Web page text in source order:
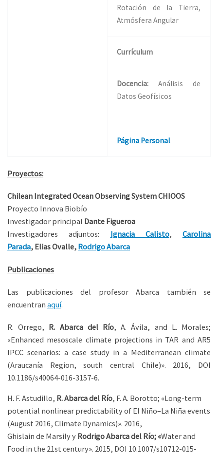
Rotación de la Tierra,
Atmósfera Angular
Currículum
Docencia: Análisis de
Datos Geofísicos
Página Personal
​Proyectos:
Chilean Integrated Ocean Observing System CHIOOS
Proyecto Innova Biobío
Investigador principal Dante Figueroa
Investigadores adjuntos: Ignacia Calisto, Carolina
Parada, Elias Ovalle, Rodrigo Abarca
Publicaciones
Las publicaciones del profesor Abarca también se
encuentran aquí.
R. Orrego, R. Abarca del Río,A. Ávila, and L. Morales;
«Enhanced mesoscale climate projections in TAR and AR5
IPCC scenarios: a case study in a Mediterranean climate
(Araucanía Region, south central Chile)». 2016, DOI
10.1186/s40064-016-3157-6.
H. F. Astudillo, R. Abarca del Río, F. A. Borotto; «Long-term
potential nonlinear predictability of El Niño–La Niña events
(August 2016, Climate Dynamics)». 2016,
Ghislain de Marsily y Rodrigo Abarca del Río; «Water and
Food in the 21st century». 2015, DOI 10.1007/s10712-015-